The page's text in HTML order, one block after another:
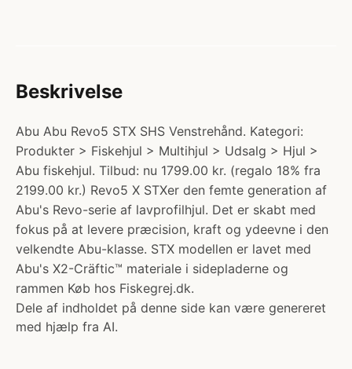
Beskrivelse
Abu Abu Revo5 STX SHS Venstrehånd. Kategori:
Produkter > Fiskehjul > Multihjul > Udsalg > Hjul >
Abu fiskehjul. Tilbud: nu 1799.00 kr. (regalo 18% fra
2199.00 kr.) Revo5 X STXer den femte generation af
Abu's Revo-serie af lavprofilhjul. Det er skabt med
fokus på at levere præcision, kraft og ydeevne i den
velkendte Abu-klasse. STX modellen er lavet med
Abu's X2-Cräftic™ materiale i sidepladerne og
rammen Køb hos Fiskegrej.dk.
Dele af indholdet på denne side kan være genereret
med hjælp fra AI.